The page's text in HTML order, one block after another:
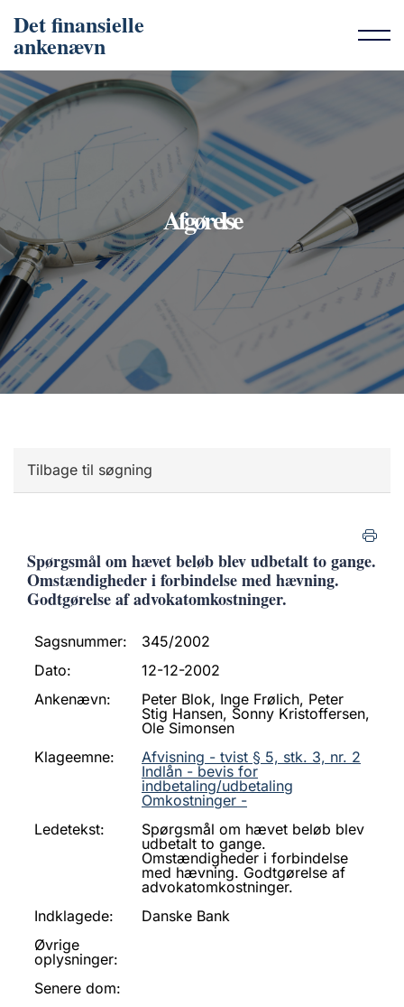
Det finansielle
ankenævn
Afgørelse
Tilbage til søgning
Spørgsmål om hævet beløb blev udbetalt to gange.
Omstændigheder i forbindelse med hævning.
Godtgørelse af advokatomkostninger.
Sagsnummer:
345/2002
Dato:
12-12-2002
Ankenævn:
Peter Blok, Inge Frølich, Peter
Stig Hansen, Sonny Kristoffersen,
Ole Simonsen
Klageemne:
Afvisning - tvist § 5, stk. 3, nr. 2
Indlån - bevis for
indbetaling/udbetaling
Omkostninger -
Ledetekst:
Spørgsmål om hævet beløb blev
udbetalt to gange.
Omstændigheder i forbindelse
med hævning. Godtgørelse af
advokatomkostninger.
Indklagede:
Danske Bank
Øvrige
oplysninger:
Senere dom: